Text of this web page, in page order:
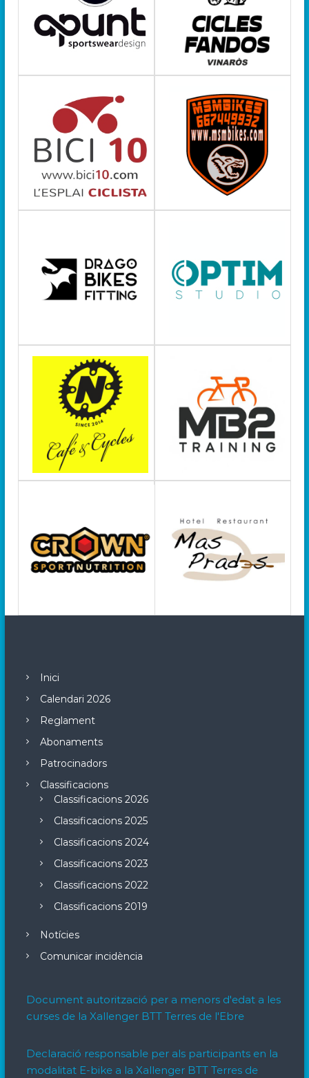
Inici
Calendari 2026
Reglament
Abonaments
Patrocinadors
Classificacions
Classificacions 2026
Classificacions 2025
Classificacions 2024
Classificacions 2023
Classificacions 2022
Classificacions 2019
Notícies
Comunicar incidència
Document autorització per a menors d'edat a les
curses de la Xallenger BTT Terres de l'Ebre
Declaració responsable per als participants en la
modalitat E-bike a la Xallenger BTT Terres de